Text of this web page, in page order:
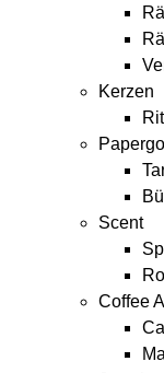
Kerzen
Scent
Coffee